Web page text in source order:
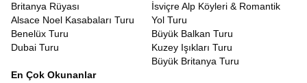
Britanya Rüyası
Alsace Noel Kasabaları Turu
Benelüx Turu
Dubai Turu
İsviçre Alp Köyleri & Romantik
Yol Turu
Büyük Balkan Turu
Kuzey Işıkları Turu
Büyük Britanya Turu
En Çok Okunanlar